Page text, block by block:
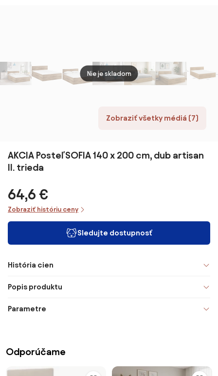
Zobraziť všetky médiá (7)
Nie je skladom
AKCIA Posteľ SOFIA 140 x 200 cm, dub artisan
II. trieda
64,6 €
Zobraziť históriu ceny
Sledujte dostupnosť
História cien
Popis produktu
Parametre
Odporúčame